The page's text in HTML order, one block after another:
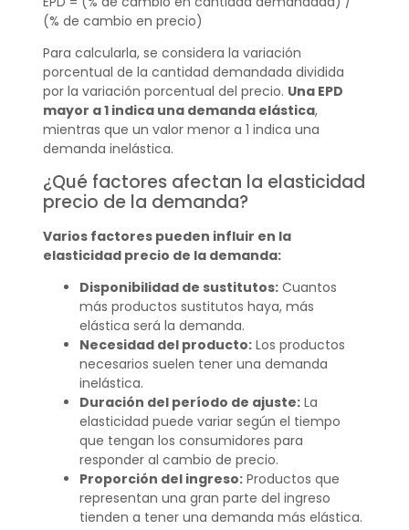
(% de cambio en precio)
Para calcularla, se considera la variación
porcentual de la cantidad demandada dividida
por la variación porcentual del precio. Una EPD
mayor a 1 indica una demanda elástica,
mientras que un valor menor a 1 indica una
demanda inelástica.
¿Qué factores afectan la elasticidad
precio de la demanda?
Varios factores pueden influir en la
elasticidad precio de la demanda:
Disponibilidad de sustitutos:Cuantos
más productos sustitutos haya, más
elástica será la demanda.
Necesidad del producto:Los productos
necesarios suelen tener una demanda
inelástica.
Duración del período de ajuste:La
elasticidad puede variar según el tiempo
que tengan los consumidores para
responder al cambio de precio.
Proporción del ingreso:Productos que
representan una gran parte del ingreso
tienden a tener una demanda más elástica.